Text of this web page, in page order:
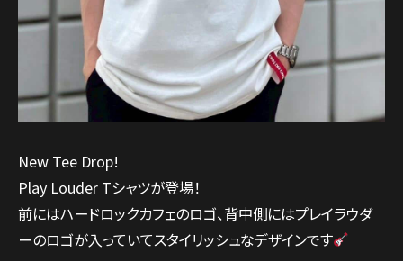
New Tee Drop!
Play Louder Tシャツが登場！
前にはハードロックカフェのロゴ、背中側にはプレイラウダ
ーのロゴが入っていてスタイリッシュなデザインです